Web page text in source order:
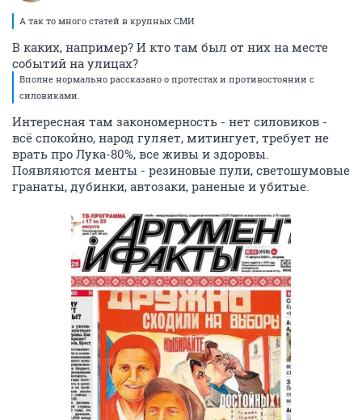
А так то много статей в крупных СМИ
В каких, например? И кто там был от них на месте
событий на улицах?
Вполне нормально рассказано о протестах и противостоянии с
силовиками.
Интересная там закономерность - нет силовиков -
всё спокойно, народ гуляет, митингует, требует не
врать про Лука-80%, все живы и здоровы.
Появляются менты - резиновые пули, светошумовые
гранаты, дубинки, автозаки, раненые и убитые.